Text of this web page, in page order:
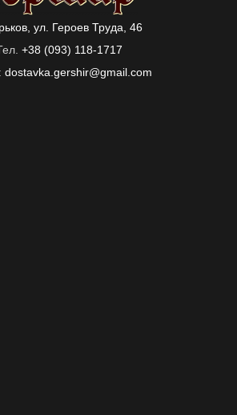
ул. Героев Труда, 46
+38 (093) 118-1717
dostavka.gershir@gmail.com